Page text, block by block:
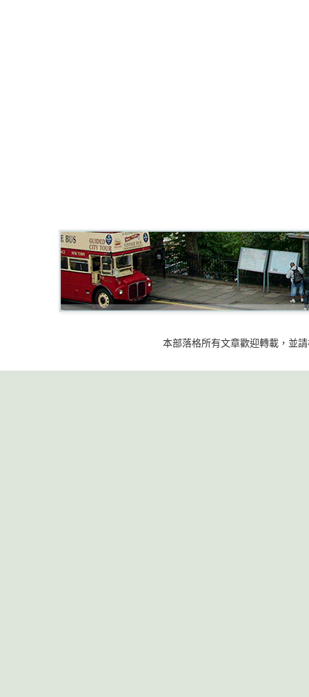
本部落格所有文章歡迎轉載，並